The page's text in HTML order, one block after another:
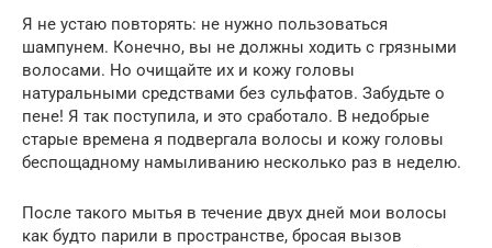
Я не устаю повторять: не нужно пользоваться
шампунем. Конечно, вы не должны ходить с грязными
волосами. Но очищайте их и кожу головы
натуральными средствами без сульфатов. Забудьте о
пене! Я так поступила, и это сработало. В недобрые
старые времена я подвергала волосы и кожу головы
беспощадному намыливанию несколько раз в неделю.
После такого мытья в течение двух дней мои волосы
как будто парили в пространстве, бросая вызов